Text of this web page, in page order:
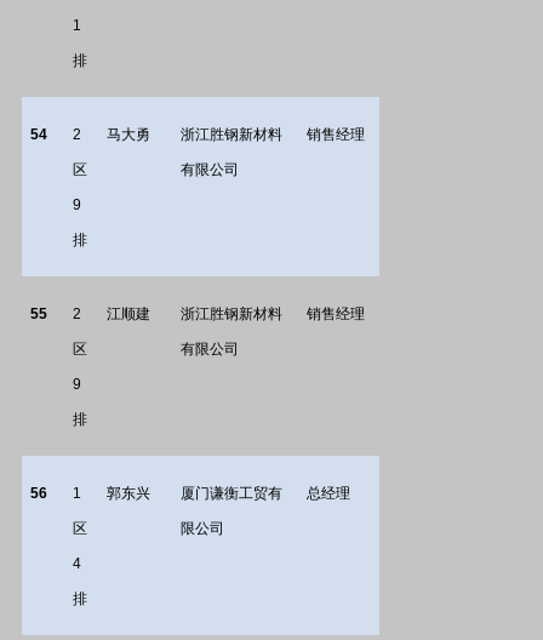
1
排
54 2
区
9
排
马大勇 浙江胜钢新材料
有限公司
销售经理
55 2
区
9
排
江顺建 浙江胜钢新材料
有限公司
销售经理
56 1
区
4
排
郭东兴 厦门谦衡工贸有
限公司
总经理